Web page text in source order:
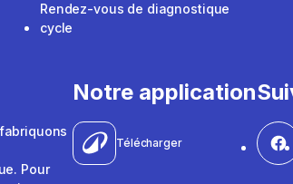
Rendez-vous de diagnostique
cycle
Pour
Notre application
Télécharger